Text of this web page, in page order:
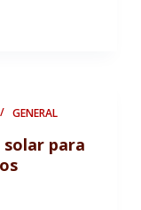
GENERAL
para